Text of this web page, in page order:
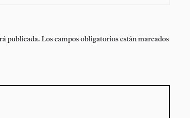
publicada. Los campos obligatorios están marcados